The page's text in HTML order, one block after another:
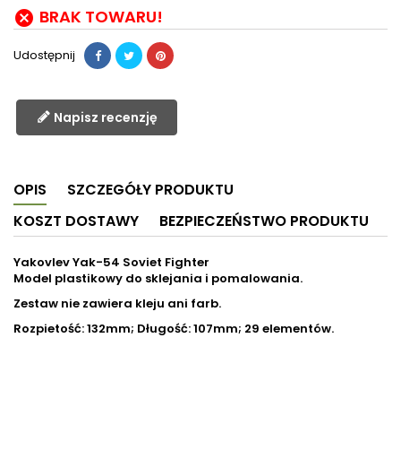
 BRAK TOWARU!
Udostępnij
Napisz recenzję
OPIS
SZCZEGÓŁY PRODUKTU
KOSZT DOSTAWY
BEZPIECZEŃSTWO PRODUKTU
Yakovlev Yak-54 Soviet Fighter
Model plastikowy do sklejania i pomalowania.
Zestaw nie zawiera kleju ani farb.
Rozpietość: 132mm; Długość: 107mm; 29 elementów.